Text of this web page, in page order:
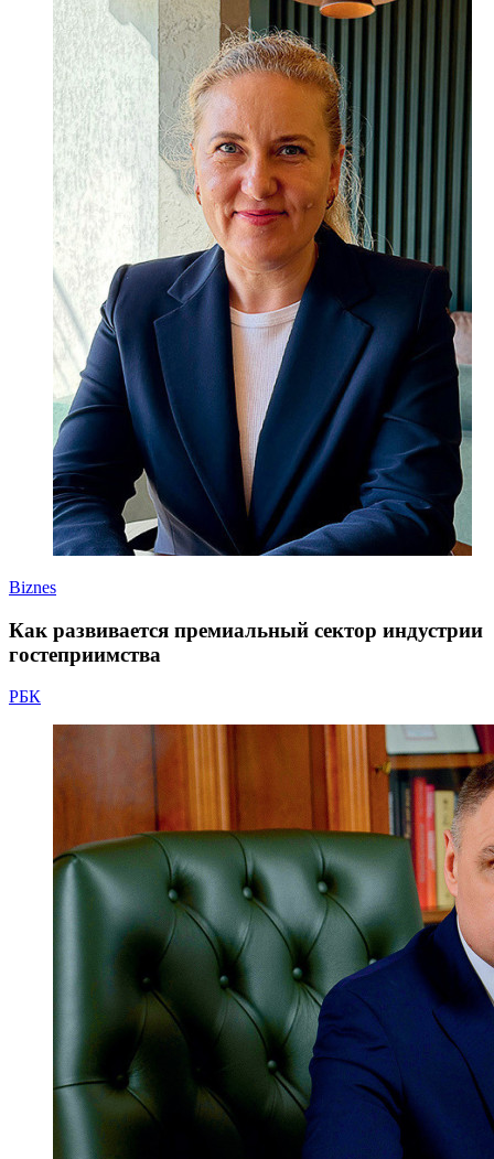
Biznes
Как развивается премиальный сектор индустрии
гостеприимства
РБК